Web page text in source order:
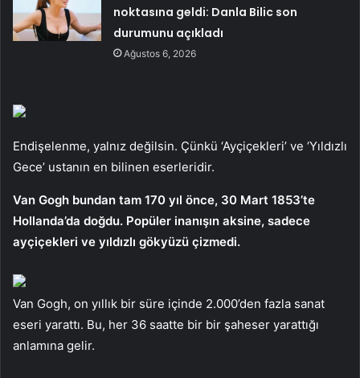
noktasına geldi: Danla Bilic son
durumunu açıkladı
Ağustos 6, 2026
Endişelenme, yalnız değilsin. Çünkü ‘Ayçiçekleri’ ve ‘Yıldızlı
Gece’ ustanın en bilinen eserleridir.
Van Gogh bundan tam 170 yıl önce, 30 Mart 1853’te
Hollanda’da doğdu. Popüler inanışın aksine, sadece
ayçiçekleri ve yıldızlı gökyüzü çizmedi.
Van Gogh, on yıllık bir süre içinde 2.000’den fazla sanat
eseri yarattı. Bu, her 36 saatte bir bir şaheser yarattığı
anlamına gelir.